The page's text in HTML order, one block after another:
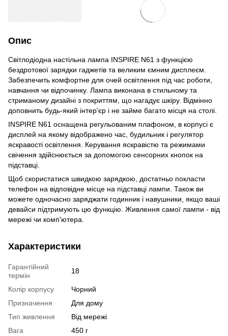
Опис
Світлодіодна настільна лампа INSPIRE N61 з функцією
бездротової зарядки гаджетів та великим ємним дисплеєм.
Забезпечить комфортне для очей освітлення під час роботи,
навчання чи відпочинку. Лампа виконана в стильному та
стриманому дизайні з покриттям, що нагадує шкіру. Відмінно
доповнить будь-який інтер'єр і не займе багато місця на столі.
INSPIRE N61 оснащена регульованим плафоном, в корпусі є
дисплей на якому відображено час, будильник і регулятор
яскравості освітлення. Керування яскравістю та режимами
свічення здійснюється за допомогою сенсорних кнопок на
підставці.
Щоб скористатися швидкою зарядкою, достатньо покласти
телефон на відповідне місце на підставці лампи. Також ви
можете одночасно заряджати годинник і навушники, якщо ваші
девайси підтримують цю функцію. Живлення самої лампи - від
мережі чи комп'ютера.
Характеристики
Гарантійний
термін
18
Колір корпусу
Чорний
Призначення
Для дому
Тип живлення
Від мережі
Вага
450 г